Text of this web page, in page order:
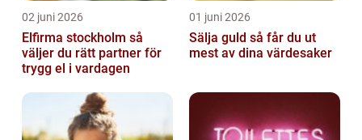
02 juni 2026
Elfirma stockholm så
väljer du rätt partner för
trygg el i vardagen
01 juni 2026
Sälja guld så får du ut
mest av dina värdesaker